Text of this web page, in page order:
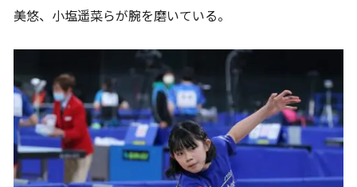
美悠、小塩遥菜らが腕を磨いている。